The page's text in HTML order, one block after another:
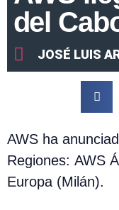
del
JOSÉ LUIS
AWS ha
Regiones: AWS
Europa (Milán).